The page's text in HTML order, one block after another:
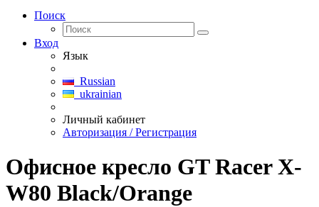
Поиск
Вход
Язык
Russian
ukrainian
Личный кабинет
Авторизация / Регистрация
Офисное кресло GT Racer X-
W80 Black/Orange